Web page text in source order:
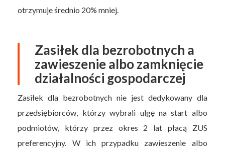
otrzymuje średnio 20% mniej.
Zasiłek dla bezrobotnych a
zawieszenie albo zamknięcie
działalności gospodarczej
Zasiłek dla bezrobotnych nie jest dedykowany dla
przedsiębiorców, którzy wybrali ulgę na start albo
podmiotów, którzy przez okres 2 lat płacą ZUS
preferencyjny. W ich przypadku zawieszenie albo